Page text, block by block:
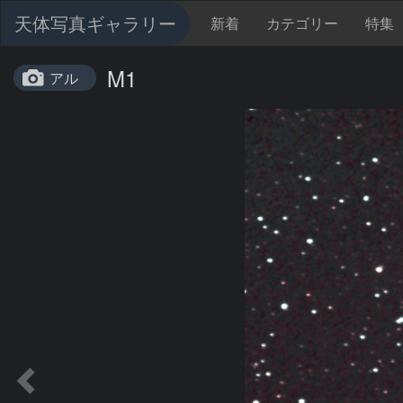
天体写真ギャラリー 新着 カテゴリー 特集
アル M1